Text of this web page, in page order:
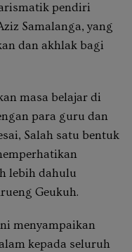
pendiri
Samalanga, yang
dan akhlak bagi
masa belajar di
para guru dan
Salah satu bentuk
lebih dahulu
Geukuh.
menyampaikan
kepada seluruh